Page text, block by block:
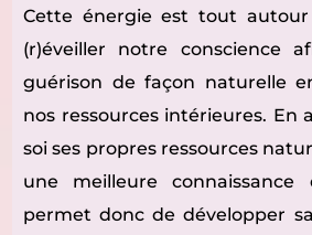
Cette énergie est tout
(r)éveiller notre conscience
guérison de façon naturelle
nos ressources intérieures. En
soi ses propres ressources
une meilleure
permet donc de développer